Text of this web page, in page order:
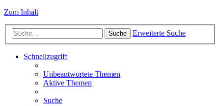
Zum Inhalt
Suche Erweiterte Suche
Schnellzugriff
Unbeantwortete Themen
Aktive Themen
Suche